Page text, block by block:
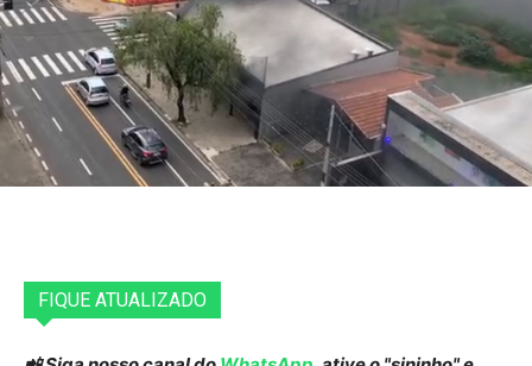
FIQUE ATUALIZADO